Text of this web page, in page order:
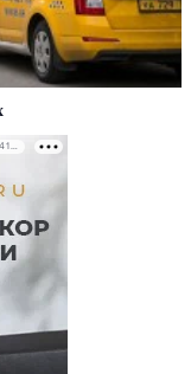
РЕКЛАМА • ООО «ДРУЖБА» ИНН 9704146411